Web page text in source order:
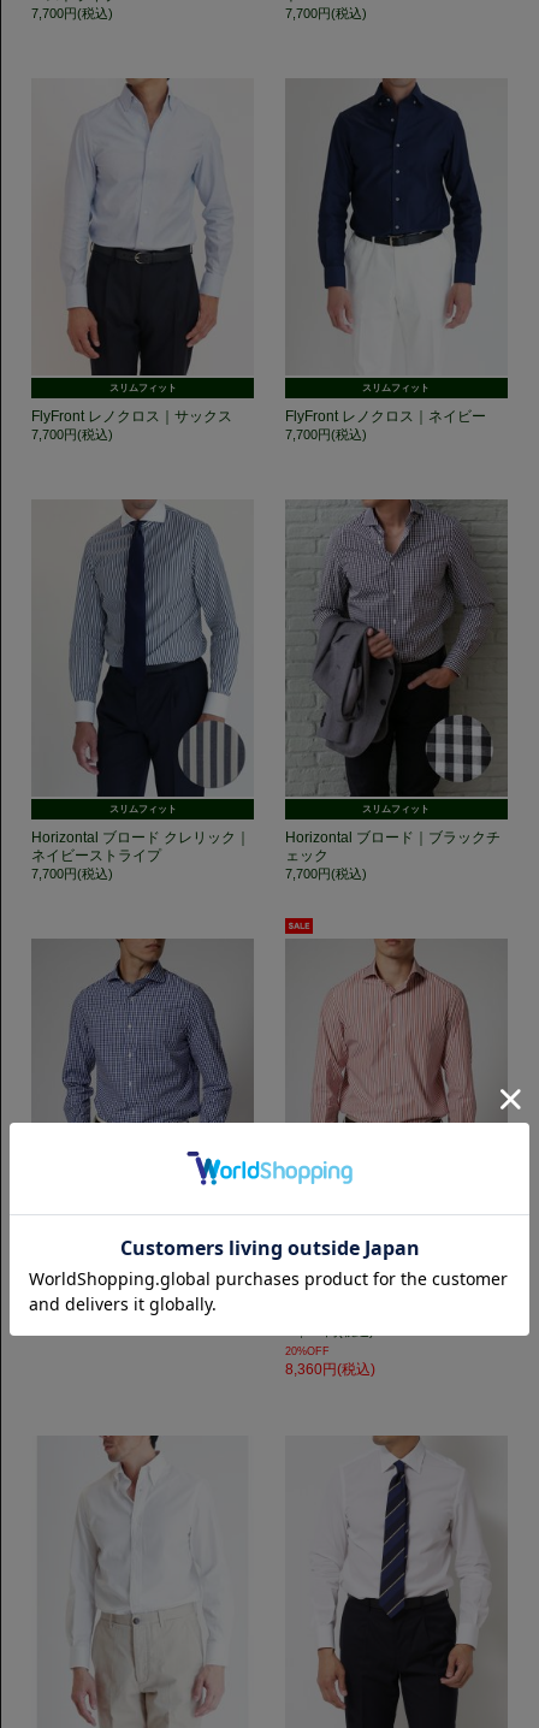
7,700円(税込) 7,700円(税込)
スリムフィット
FlyFront レノクロス｜サックス
7,700円(税込)
スリムフィット
FlyFront レノクロス｜ネイビー
7,700円(税込)
スリムフィット
Horizontal ブロード クレリック｜
ネイビーストライプ
7,700円(税込)
スリムフィット
Horizontal ブロード｜ブラックチ
ェック
7,700円(税込)
スリムフィット
Horizontal ブロード｜ネイビーチ
ェック
7,700円(税込)
スリムフィット
【LEGGIUNO】Horizontal 120番
手双糸 ブロード｜ロンドンストラ
20%OFF
8,360円(税込)